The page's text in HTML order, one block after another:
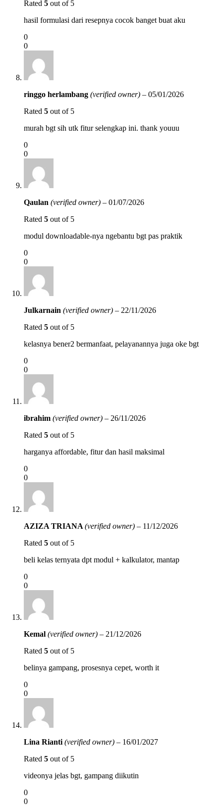
Rated 5 out of 5
hasil formulasi dari resepnya cocok banget buat aku
0
0
ringgo herlambang (verified owner) – 05/01/2026
Rated 5 out of 5
murah bgt sih utk fitur selengkap ini. thank youuu
0
0
Qaulan (verified owner) – 01/07/2026
Rated 5 out of 5
modul downloadable-nya ngebantu bgt pas praktik
0
0
Julkarnain (verified owner) – 22/11/2026
Rated 5 out of 5
kelasnya bener2 bermanfaat, pelayanannya juga oke bgt
0
0
ibrahim (verified owner) – 26/11/2026
Rated 5 out of 5
harganya affordable, fitur dan hasil maksimal
0
0
AZIZA TRIANA (verified owner) – 11/12/2026
Rated 5 out of 5
beli kelas ternyata dpt modul + kalkulator, mantap
0
0
Kemal (verified owner) – 21/12/2026
Rated 5 out of 5
belinya gampang, prosesnya cepet, worth it
0
0
Lina Rianti (verified owner) – 16/01/2027
Rated 5 out of 5
videonya jelas bgt, gampang diikutin
0
0